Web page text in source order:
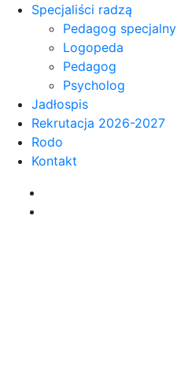
Specjaliści radzą
Pedagog specjalny
Logopeda
Pedagog
Psycholog
Jadłospis
Rekrutacja 2026-2027
Rodo
Kontakt